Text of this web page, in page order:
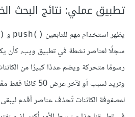
تطبيق عملي: نتائج البحث
يظهر استخدام مهم للتابعين ()push و
سجلًا لعناصر نشطة في تطبيق ويب، كأن
رسومًا متحركة ويضم عددًا كبيرًا من
وتريد لسبب أو ﻵخر